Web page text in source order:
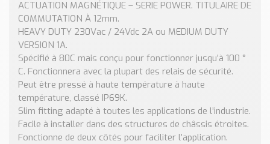
Nos Réalisations
Conseils et Actualités
Catalogue des essentiels pour les brasseries et micro-
brasseries
Contact & Devis
Devis, Tarifs, Renseignements techniques
ACTUATION MAGNÉTIQUE – SERIE POWER. TITULAIRE DE
COMMUTATION À 12mm.
HEAVY DUTY 230Vac / 24Vdc 2A ou MEDIUM DUTY
VERSION 1A.
Spécifié à 80C mais conçu pour fonctionner jusqu’à 100 °
C. Fonctionnera avec la plupart des relais de sécurité.
Peut être pressé à haute température à haute
température, classé IP69K.
Slim fitting adapté à toutes les applications de l’industrie.
Facile à installer dans des structures de châssis étroites.
Fonctionne de deux côtés pour faciliter l’application.